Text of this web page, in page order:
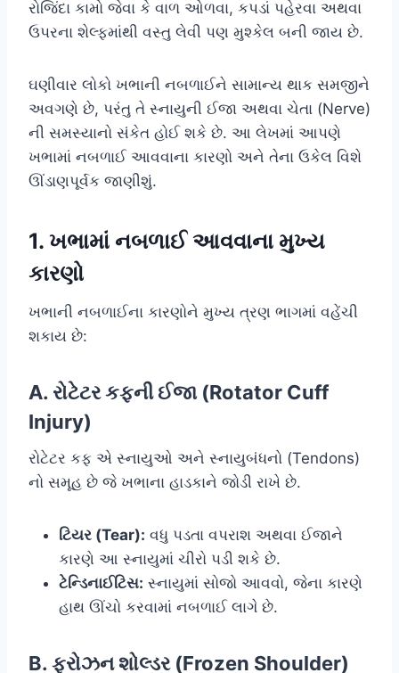
રોજિંદા કામો જેવા કે વાળ ઓળવા, કપડાં પહેરવા અથવા
ઉપરના શેલ્ફમાંથી વસ્તુ લેવી પણ મુશ્કેલ બની જાય છે.
ઘણીવાર લોકો ખભાની નબળાઈને સામાન્ય થાક સમજીને
અવગણે છે, પરંતુ તે સ્નાયુની ઈજા અથવા ચેતા (Nerve)
ની સમસ્યાનો સંકેત હોઈ શકે છે. આ લેખમાં આપણે
ખભામાં નબળાઈ આવવાના કારણો અને તેના ઉકેલ વિશે
ઊંડાણપૂર્વક જાણીશું.
1. ખભામાં નબળાઈ આવવાના મુખ્ય
કારણો
ખભાની નબળાઈના કારણોને મુખ્ય ત્રણ ભાગમાં વહેંચી
શકાય છે:
A. રોટેટર કફની ઈજા (Rotator Cuff
Injury)
રોટેટર કફ એ સ્નાયુઓ અને સ્નાયુબંધનો (Tendons)
નો સમૂહ છે જે ખભાના હાડકાને જોડી રાખે છે.
ટિયર (Tear): વધુ પડતા વપરાશ અથવા ઈજાને
કારણે આ સ્નાયુમાં ચીરો પડી શકે છે.
ટેન્ડિનાઈટિસ: સ્નાયુમાં સોજો આવવો, જેના કારણે
હાથ ઊંચો કરવામાં નબળાઈ લાગે છે.
B. ફ્રોઝન શોલ્ડર (Frozen Shoulder)